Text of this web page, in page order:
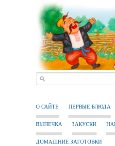
О САЙТЕ ПЕРВЫЕ БЛЮДА
ВЫПЕЧКА ЗАКУСКИ
ДОМАШНИЕ ЗАГОТОВКИ